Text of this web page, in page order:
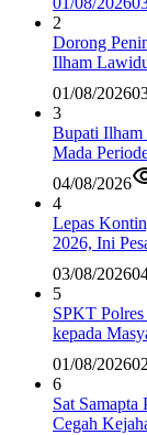
2
Dorong
Ilham
01/08/2026
3
Bupati
Mada
04/08/2026
4
Lepas
2026, Ini
03/08/2026
5
SPKT
kepada
01/08/2026
6
Sat
Cegah